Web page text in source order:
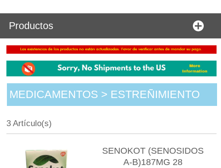
Productos
MEDICAMENTOS > ESTREÑIMIENTO
3 Artículo(s)
SENOKOT (SENOSIDOS
A-B)187MG 28